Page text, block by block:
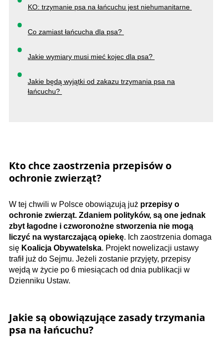
KO: trzymanie psa na łańcuchu jest niehumanitarne
Co zamiast łańcucha dla psa?
Jakie wymiary musi mieć kojec dla psa?
Jakie będą wyjątki od zakazu trzymania psa na
łańcuchu?
Kto chce zaostrzenia przepisów o
ochronie zwierząt?
W tej chwili w Polsce obowiązują już przepisy o
ochronie zwierząt. Zdaniem polityków, są one jednak
zbyt łagodne i czworonożne stworzenia nie mogą
liczyć na wystarczającą opiekę. Ich zaostrzenia domaga
się Koalicja Obywatelska. Projekt nowelizacji ustawy
trafił już do Sejmu. Jeżeli zostanie przyjęty, przepisy
wejdą w życie po 6 miesiącach od dnia publikacji w
Dzienniku Ustaw.
Jakie są obowiązujące zasady trzymania
psa na łańcuchu?